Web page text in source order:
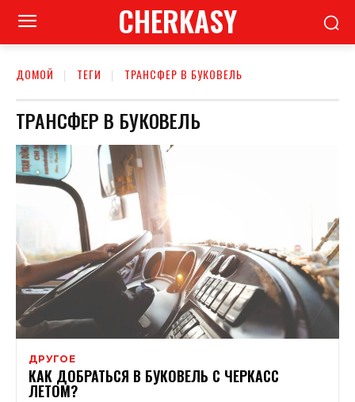
CHERKASY
ДОМОЙ ТЕГИ ТРАНСФЕР В БУКОВЕЛЬ
ТРАНСФЕР В БУКОВЕЛЬ
ДРУГОЕ
КАК ДОБРАТЬСЯ В БУКОВЕЛЬ С ЧЕРКАСС
ЛЕТОМ?